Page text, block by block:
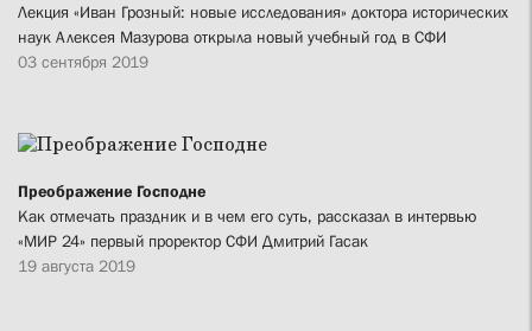
Лекция «Иван Грозный: новые исследования» доктора исторических
наук Алексея Мазурова открыла новый учебный год в СФИ
03 сентября 2019
Преображение Господне
Как отмечать праздник и в чем его суть, рассказал в интервью
«МИР 24» первый проректор СФИ Дмитрий Гасак
19 августа 2019